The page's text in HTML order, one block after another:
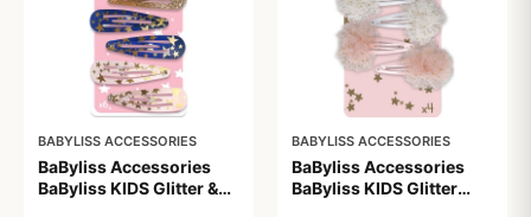
BABYLISS ACCESSORIES
BaByliss Accessories
BaByliss KIDS Glitter &
BABYLISS ACCESSORIES
BaByliss Accessories
BaByliss KIDS Glitter